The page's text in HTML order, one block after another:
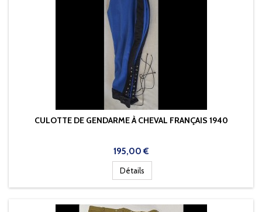
CULOTTE DE GENDARME À CHEVAL FRANÇAIS 1940
Prix
195,00 €
Détails